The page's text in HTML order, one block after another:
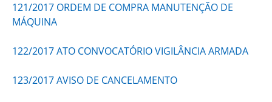
121/2017 ORDEM DE COMPRA MANUTENÇÃO DE
MÁQUINA
122/2017 ATO CONVOCATÓRIO VIGILÂNCIA ARMADA
123/2017 AVISO DE CANCELAMENTO